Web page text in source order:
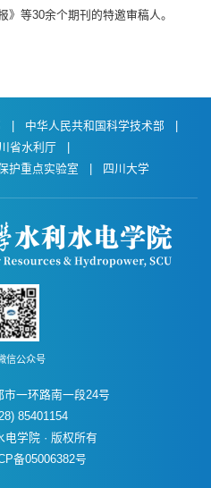
》等30余个期刊的特邀审稿人。
| 中华人民共和国科学技术部
|
省水利厅
|
护重点实验室
| 四川大学
一环路南一段24号
85401154
电学院 · 版权所有
备05006382号
信公众号